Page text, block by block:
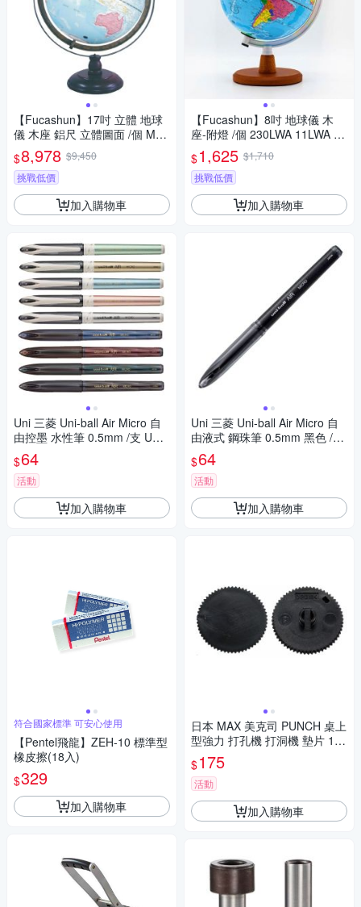
【Fucashun】17吋 立體 地球
儀 木座 鋁尺 立體圖面 /個 MS-
217ANRW (3628)
$8,978 $9,450
挑戰低價
加入購物車
Uni 三菱 Uni-ball Air Micro 自
由控墨 水性筆 0.5mm /支 UBA
-188C 系列
$64
活動
加入購物車
符合國家標準 可安心使用
【Pentel飛龍】ZEH-10 標準型
橡皮擦(18入)
$329
加入購物車
【Fucashun】8吋 地球儀 木
座-附燈 /個 230LWA 11LWA (3
608-1)
$1,625 $1,710
挑戰低價
加入購物車
Uni 三菱 Uni-ball Air Micro 自
由液式 鋼珠筆 0.5mm 黑色 /支
UBA-188
$64
活動
加入購物車
日本 MAX 美克司 PUNCH 桌上
型強力 打孔機 打洞機 墊片 10
片 /袋 DP-200-10
$175
活動
加入購物車